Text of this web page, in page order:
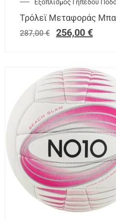
Εξοπλισμός Γηπέδου
Τρόλεϊ Μεταφοράς
287,00€ 256,00 €